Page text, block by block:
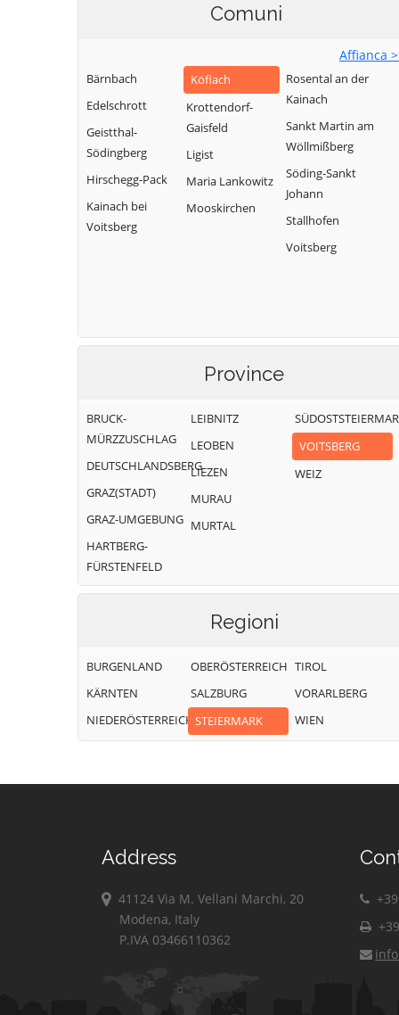
Comuni
Affianca
Bärnbach
Edelschrott
Geistthal-
Södingberg
Hirschegg-Pack
Kainach bei
Voitsberg
Köflach
Krottendorf-
Gaisfeld
Ligist
Maria Lankowitz
Mooskirchen
Rosental an der
Kainach
Sankt Martin am
Wöllmißberg
Söding-Sankt
Johann
Stallhofen
Voitsberg
Province
BRUCK-
MÜRZZUSCHLAG
DEUTSCHLANDSBERG
GRAZ(STADT)
GRAZ-UMGEBUNG
HARTBERG-
FÜRSTENFELD
LEIBNITZ
LEOBEN
LIEZEN
MURAU
MURTAL
VOITSBERG
WEIZ
Regioni
BURGENLAND
KÄRNTEN
NIEDERÖSTERREICH
OBERÖSTERREICH
SALZBURG
STEIERMARK
TIROL
VORARLBERG
WIEN
Address
41124 Via M. Vellani Marchi, 20
Modena, Italy
P.IVA 03466110362